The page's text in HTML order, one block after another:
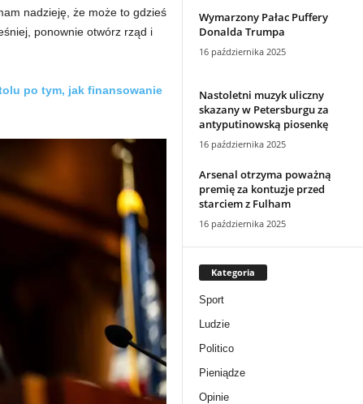
nadzieję, że może to gdzieś
ponownie otwórz rząd i
po tym, jak finansowanie
Wymarzony Pałac Puffery
Donalda Trumpa
16 października 2025
Nastoletni muzyk uliczny
skazany w Petersburgu za
antyputinowską piosenkę
16 października 2025
Arsenal otrzyma poważną
premię za kontuzje przed
starciem z Fulham
16 października 2025
Kategoria
Sport
Ludzie
Politico
Pieniądze
Opinie